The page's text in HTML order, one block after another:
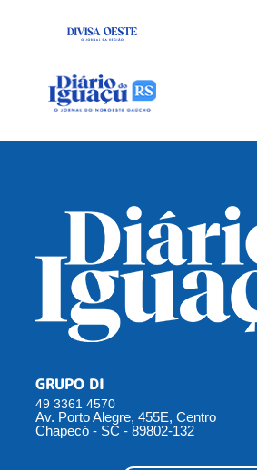
GRUPO DI
49 3361 4570
Av. Porto Alegre, 455E, Centro
Chapecó - SC - 89802-132